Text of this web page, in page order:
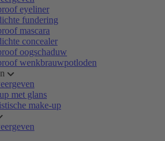
eyeliner
fundering
mascara
concealer
oogschaduw
wenkbrauwpotloden
met glans
make-up